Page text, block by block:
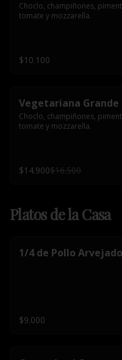
Choclo, champiñones,
tomate y mozzarella.
$10.100
Vegetariana Grande
Choclo, champiñones,
tomate y mozzarella.
$14.900$16.500
Platos de la Casa
1/4 de Pollo Arvejado
$9.000